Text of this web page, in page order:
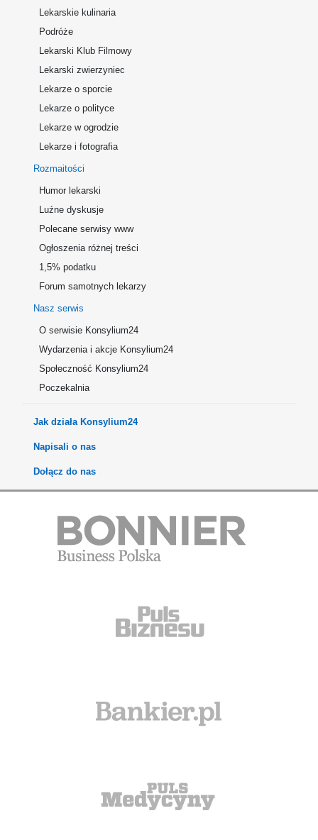
Lekarskie kulinaria
Podróże
Lekarski Klub Filmowy
Lekarski zwierzyniec
Lekarze o sporcie
Lekarze o polityce
Lekarze w ogrodzie
Lekarze i fotografia
Rozmaitości
Humor lekarski
Luźne dyskusje
Polecane serwisy www
Ogłoszenia różnej treści
1,5% podatku
Forum samotnych lekarzy
Nasz serwis
O serwisie Konsylium24
Wydarzenia i akcje Konsylium24
Społeczność Konsylium24
Poczekalnia
Jak działa Konsylium24
Napisali o nas
Dołącz do nas